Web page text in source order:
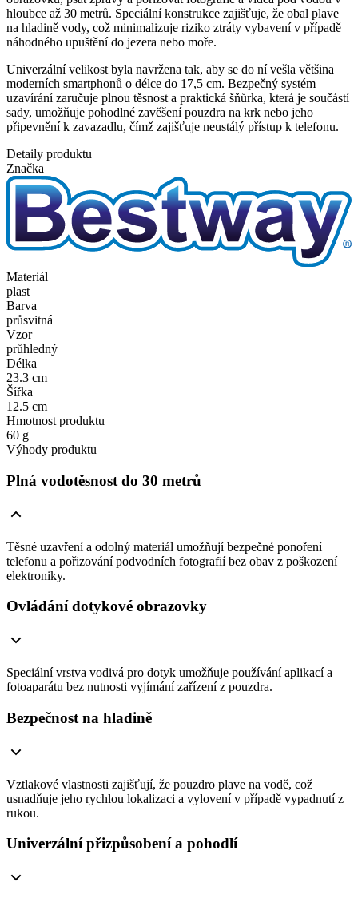
hloubce až 30 metrů. Speciální konstrukce zajišťuje, že obal plave
na hladině vody, což minimalizuje riziko ztráty vybavení v případě
náhodného upuštění do jezera nebo moře.
Univerzální velikost byla navržena tak, aby se do ní vešla většina
moderních smartphonů o délce do 17,5 cm. Bezpečný systém
uzavírání zaručuje plnou těsnost a praktická šňůrka, která je součástí
sady, umožňuje pohodlné zavěšení pouzdra na krk nebo jeho
připevnění k zavazadlu, čímž zajišťuje neustálý přístup k telefonu.
Detaily produktu
Značka
Materiál
plast
Barva
průsvitná
Vzor
průhledný
Délka
23.3 cm
Šířka
12.5 cm
Hmotnost produktu
60 g
Výhody produktu
Plná vodotěsnost do 30 metrů
Těsné uzavření a odolný materiál umožňují bezpečné ponoření
telefonu a pořizování podvodních fotografií bez obav z poškození
elektroniky.
Ovládání dotykové obrazovky
Speciální vrstva vodivá pro dotyk umožňuje používání aplikací a
fotoaparátu bez nutnosti vyjímání zařízení z pouzdra.
Bezpečnost na hladině
Vztlakové vlastnosti zajišťují, že pouzdro plave na vodě, což
usnadňuje jeho rychlou lokalizaci a vylovení v případě vypadnutí z
rukou.
Univerzální přizpůsobení a pohodlí